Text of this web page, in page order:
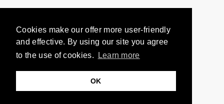
Cookies make our offer more user-friendly
and effective. By using our site you agree
to the use of cookies.
Learn more
OK